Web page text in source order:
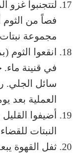
لتتجنبوا غزو
فصاً من
مجموعة
سائل الجلي.
العملية بعد
أضيفوا
النبتات
ثفل القهوة